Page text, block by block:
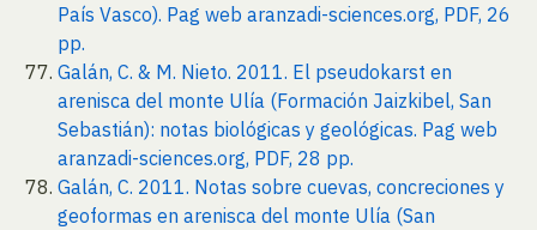
País Vasco). Pag web aranzadi-sciences.org, PDF, 26
pp.
Galán, C. & M. Nieto. 2011. El pseudokarst en
arenisca del monte Ulía (Formación Jaizkibel, San
Sebastián): notas biológicas y geológicas. Pag web
aranzadi-sciences.org, PDF, 28 pp.
Galán, C. 2011. Notas sobre cuevas, concreciones y
geoformas en arenisca del monte Ulía (San